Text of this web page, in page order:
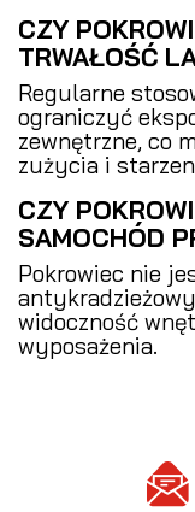
CZY
TRWAŁOŚĆ
Regularne
ograniczyć
zewnętrzne, co
zużycia i
CZY
SAMOCHÓD
Pokrowiec nie
widoczność
wyposażenia.